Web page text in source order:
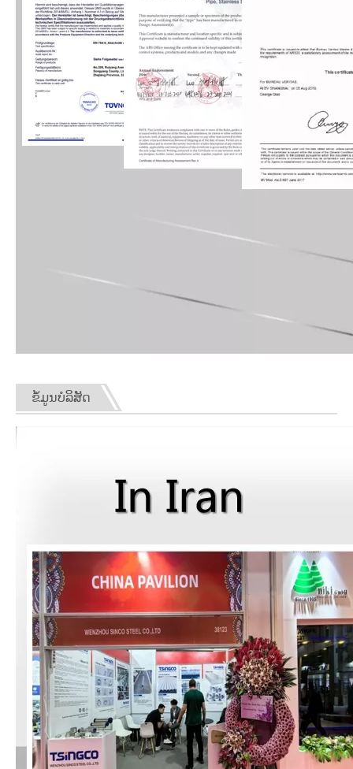
ຂໍ້ມູນບໍລິສັດ